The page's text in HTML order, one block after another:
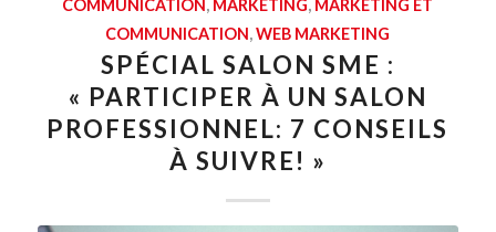
COMMUNICATION, MARKETING, MARKETING ET
COMMUNICATION,WEB MARKETING
SPÉCIAL SALON SME :
« PARTICIPER À UN SALON
PROFESSIONNEL: 7 CONSEILS
À SUIVRE! »